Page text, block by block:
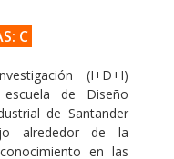
C
(I+D+I)
de Diseño
de Santander
alrededor de la
en las